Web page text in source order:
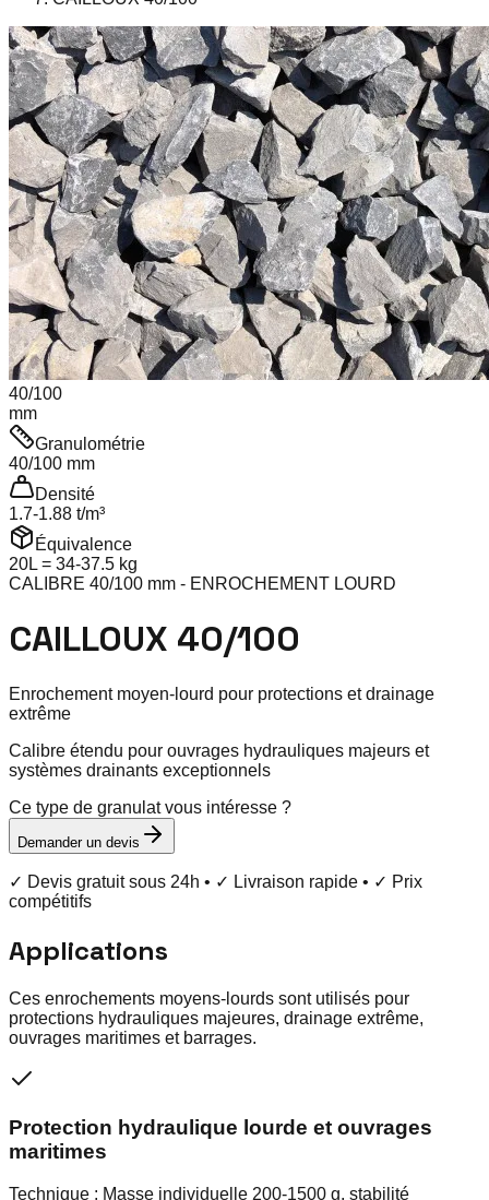
40/100
mm
Granulométrie
40/100 mm
Densité
1.7-1.88 t/m³
Équivalence
20L = 34-37.5 kg
CALIBRE 40/100 mm - ENROCHEMENT LOURD
CAILLOUX 40/100
Enrochement moyen-lourd pour protections et drainage
extrême
Calibre étendu pour ouvrages hydrauliques majeurs et
systèmes drainants exceptionnels
Ce type de granulat vous intéresse ?
Demander un devis
✓ Devis gratuit sous 24h • ✓ Livraison rapide • ✓ Prix
compétitifs
Applications
Ces enrochements moyens-lourds sont utilisés pour
protections hydrauliques majeures, drainage extrême,
ouvrages maritimes et barrages.
Protection hydraulique lourde et ouvrages
maritimes
Technique : Masse individuelle 200-1500 g, stabilité